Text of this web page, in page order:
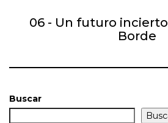
06 - Un futuro
Borde
Buscar